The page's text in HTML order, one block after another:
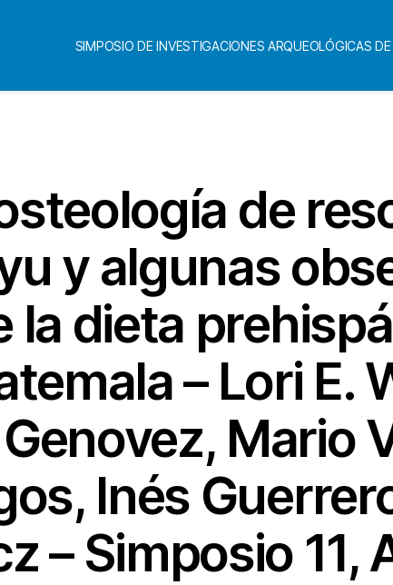
SIMPOSIO DE INVESTIGACIONES ARQUEOLÓGICAS
de
y algunas
la dieta
– Lori E.
Mario
Inés
– Simposio 11,